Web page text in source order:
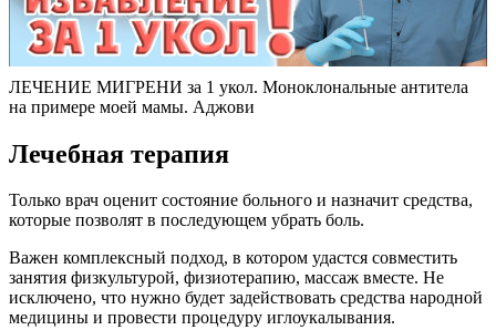
ЛЕЧЕНИЕ МИГРЕНИ за 1 укол. Моноклональные антитела
на примере моей мамы. Аджови
Лечебная терапия
Только врач оценит состояние больного и назначит средства,
которые позволят в последующем убрать боль.
Важен комплексный подход, в котором удастся совместить
занятия физкультурой, физиотерапию, массаж вместе. Не
исключено, что нужно будет задействовать средства народной
медицины и провести процедуру иглоукалывания.